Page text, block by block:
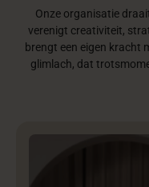
Onze organisatie
verenigt creativiteit,
brengt een eigen kracht
glimlach, dat